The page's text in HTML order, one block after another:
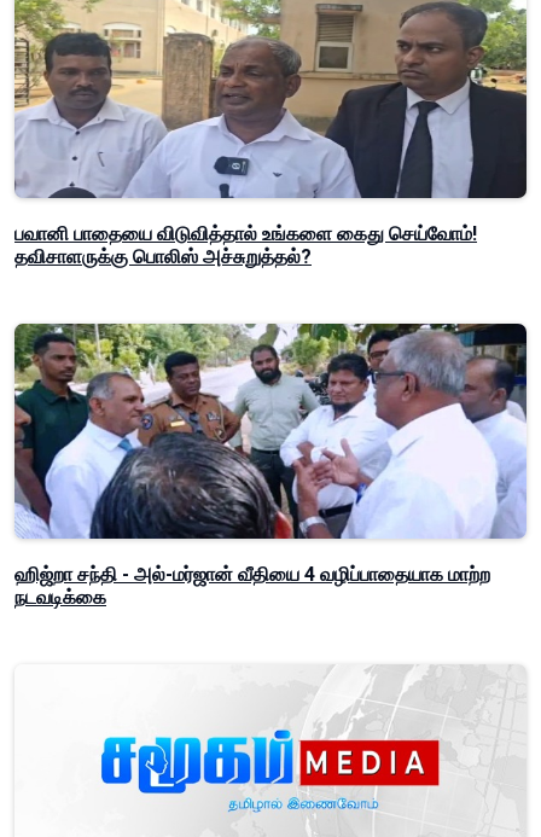
பவானி பாதையை விடுவித்தால் உங்களை கைது செய்வோம்!
தவிசாளருக்கு பொலிஸ் அச்சுறுத்தல்?
ஹிஜ்றா சந்தி - அல்-மர்ஜான் வீதியை 4 வழிப்பாதையாக மாற்ற
நடவடிக்கை